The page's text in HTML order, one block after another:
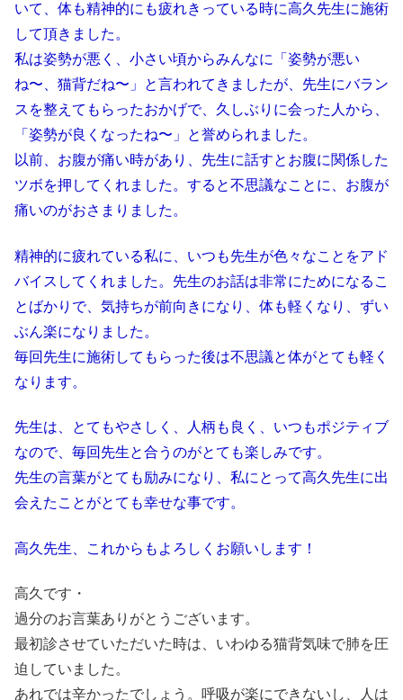
いて、体も精神的にも疲れきっている時に高久先生に施術
して頂きました。
私は姿勢が悪く、小さい頃からみんなに「姿勢が悪い
ね〜、猫背だね〜」と言われてきましたが、先生にバラン
スを整えてもらったおかげで、久しぶりに会った人から、
「姿勢が良くなったね〜」と誉められました。
以前、お腹が痛い時があり、先生に話すとお腹に関係した
ツボを押してくれました。すると不思議なことに、お腹が
痛いのがおさまりました。
精神的に疲れている私に、いつも先生が色々なことをアド
バイスしてくれました。先生のお話は非常にためになるこ
とばかりで、気持ちが前向きになり、体も軽くなり、ずい
ぶん楽になりました。
毎回先生に施術してもらった後は不思議と体がとても軽く
なります。
先生は、とてもやさしく、人柄も良く、いつもポジティブ
なので、毎回先生と合うのがとても楽しみです。
先生の言葉がとても励みになり、私にとって高久先生に出
会えたことがとても幸せな事です。
高久先生、これからもよろしくお願いします！
高久です・
過分のお言葉ありがとうございます。
最初診させていただいた時は、いわゆる猫背気味で肺を圧
迫していました。
あれでは辛かったでしょう。呼吸が楽にできないし、人は